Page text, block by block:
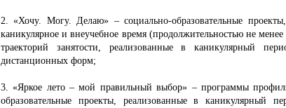
2. «Хочу. Могу. Делаю» – социально-образовательные
каникулярное и внеучебное время (продолжительностью не
траекторий занятости, реализованные в каникулярный
дистанционных форм;
3. «Яркое лето – мой правильный выбор» – программы
образовательные проекты, реализованные в